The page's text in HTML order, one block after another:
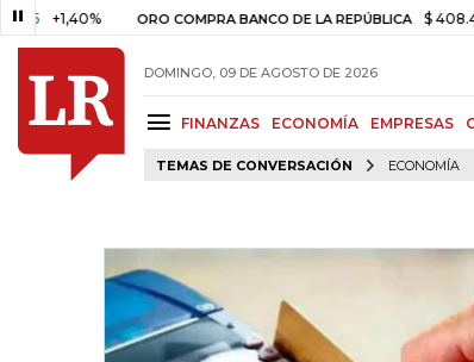
+1,40% ORO COMPRA BANCO DE LA REPÚBLICA $ 408.498,97
DOMINGO, 09 DE AGOSTO DE 2026
FINANZAS ECONOMÍA EMPRESAS
TEMAS DE CONVERSACIÓN ECONOMÍA